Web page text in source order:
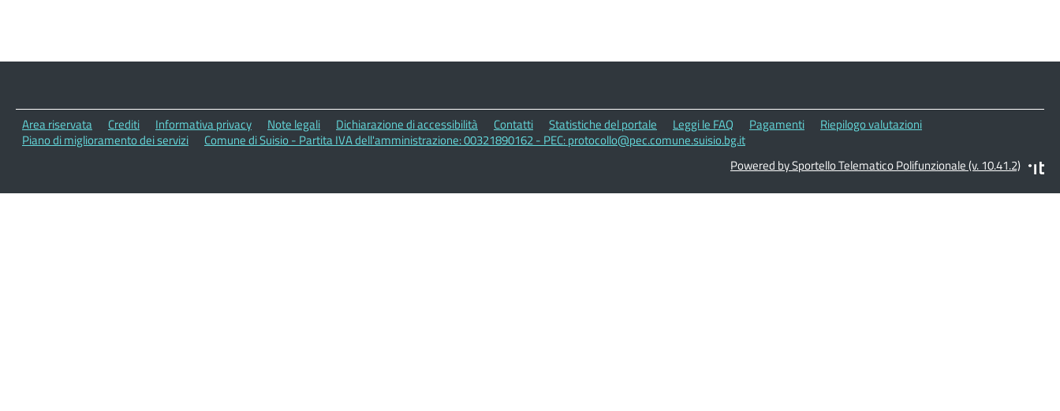
Area riservata Crediti Informativa privacy Note legali Dichiarazione di accessibilità Contatti Statistiche del portale Leggi le FAQ Pagamenti
Riepilogo valutazioni
Piano di miglioramento dei servizi
Comune di Suisio - Partita IVA dell'amministrazione: 00321890162 - PEC: protocollo@pec.comune.suisio.bg.it
Powered by Sportello Telematico Polifunzionale (v. 10.41.2)